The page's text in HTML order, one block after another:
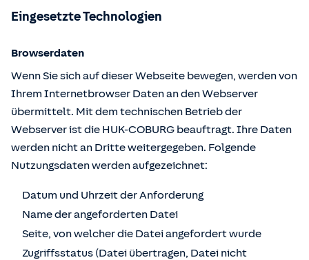
Eingesetzte Technologien
Browserdaten
Wenn Sie sich auf dieser Webseite bewegen, werden von
Ihrem Internetbrowser Daten an den Webserver
übermittelt. Mit dem technischen Betrieb der
Webserver ist die HUK-COBURG beauftragt. Ihre Daten
werden nicht an Dritte weitergegeben. Folgende
Nutzungsdaten werden aufgezeichnet:
Datum und Uhrzeit der Anforderung
Name der angeforderten Datei
Seite, von welcher die Datei angefordert wurde
Zugriffsstatus (Datei übertragen, Datei nicht